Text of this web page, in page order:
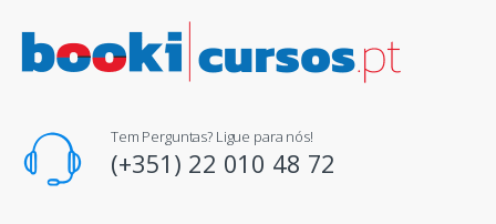
Tem Perguntas? Ligue para nós!
(+351) 22 010 48 72